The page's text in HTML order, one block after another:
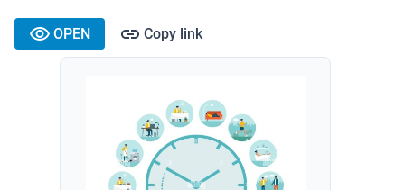
OPEN Copy link